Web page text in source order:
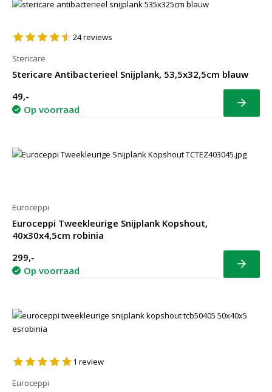
24reviews
Stericare
Stericare Antibacterieel Snijplank, 53,5x32,5cm blauw
49,-
Op voorraad
Bekijk
Euroceppi
Euroceppi Tweekleurige Snijplank Kopshout,
40x30x4,5cm robinia
299,-
Op voorraad
Bekijk
1 review
Euroceppi